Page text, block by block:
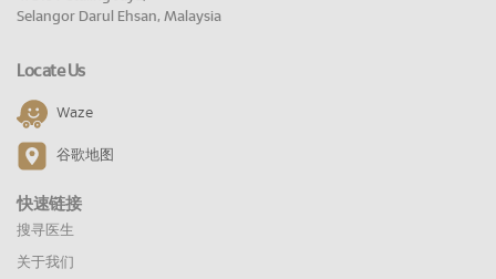
Selangor Darul Ehsan, Malaysia
Locate Us
Waze
谷歌地图
快速链接
搜寻医生
关于我们